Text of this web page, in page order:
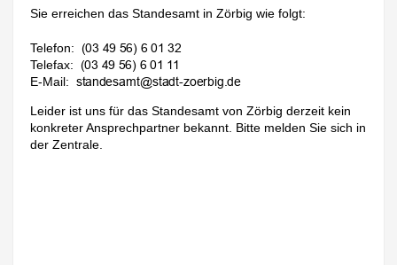
Sie erreichen das Standesamt in Zörbig wie folgt:
Telefon:
Telefax:
E-Mail:
Leider ist uns für das Standesamt von Zörbig derzeit kein
konkreter Ansprechpartner bekannt. Bitte melden Sie sich in
der Zentrale.